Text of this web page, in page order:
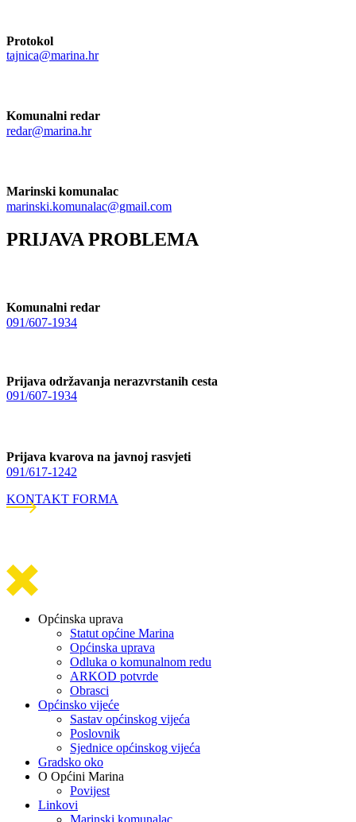
Protokol
tajnica@marina.hr
Komunalni redar
redar@marina.hr
Marinski komunalac
marinski.komunalac@gmail.com
PRIJAVA PROBLEMA
Komunalni redar
091/607-1934
Prijava održavanja nerazvrstanih cesta
091/607-1934
Prijava kvarova na javnoj rasvjeti
091/617-1242
KONTAKT FORMA
Općinska uprava
Statut općine Marina
Općinska uprava
Odluka o komunalnom redu
ARKOD potvrde
Obrasci
Općinsko vijeće
Sastav općinskog vijeća
Poslovnik
Sjednice općinskog vijeća
Gradsko oko
O Općini Marina
Povijest
Linkovi